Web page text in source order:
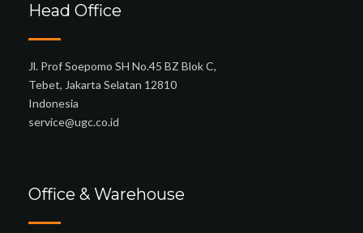
Head Office
Jl. Prof Soepomo SH No.45 BZ Blok C,
Tebet, Jakarta Selatan 12810
Indonesia
service@ugc.co.id
Office & Warehouse